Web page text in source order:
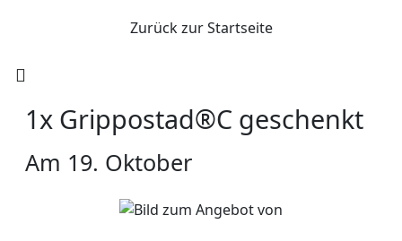
Zurück zur Startseite
1x Grippostad®C geschenkt
Am 19. Oktober